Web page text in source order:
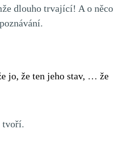
dlouho trvající! A o něco
jo, že ten jeho stav, … že
tvoří.